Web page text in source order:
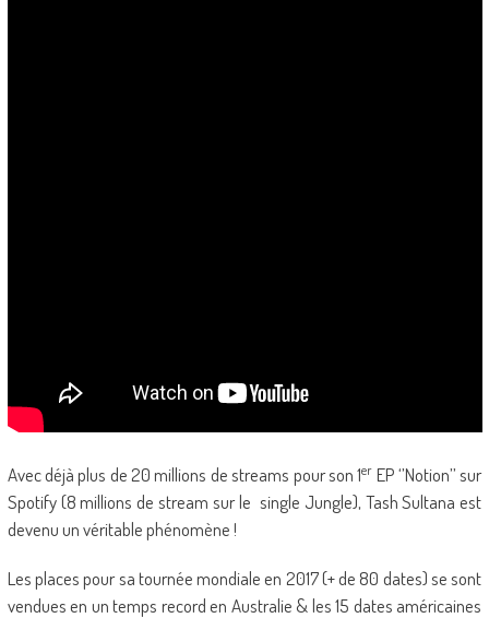
Avec déjà plus de 20 millions de streams pour son 1er EP ‘’Notion’’ sur
Spotify (8 millions de stream sur le single Jungle), Tash Sultana est
devenu un véritable phénomène !
Les places pour sa tournée mondiale en 2017 (+ de 80 dates) se sont
vendues en un temps record en Australie & les 15 dates américaines